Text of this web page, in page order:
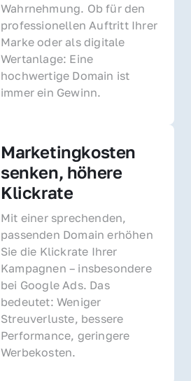
Wahrnehmung. Ob für den
professionellen Auftritt Ihrer
Marke oder als digitale
Wertanlage: Eine
hochwertige Domain ist
immer ein Gewinn.
Marketingkosten
senken, höhere
Klickrate
Mit einer sprechenden,
passenden Domain erhöhen
Sie die Klickrate Ihrer
Kampagnen – insbesondere
bei Google Ads. Das
bedeutet: Weniger
Streuverluste, bessere
Performance, geringere
Werbekosten.